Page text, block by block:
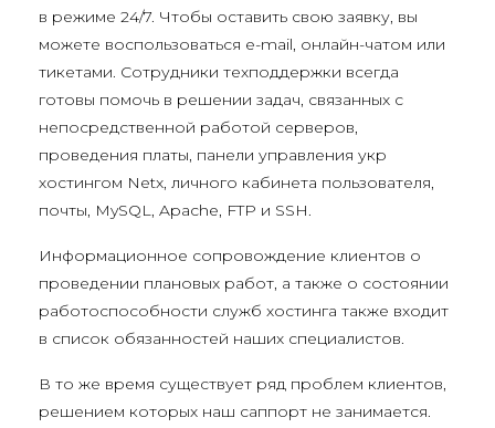
в режиме 24/7. Чтобы оставить свою заявку, вы
можете воспользоваться e-mail, онлайн-чатом или
тикетами. Сотрудники техподдержки всегда
готовы помочь в решении задач, связанных с
непосредственной работой серверов,
проведения платы, панели управления укр
хостингом Netx, личного кабинета пользователя,
почты, MySQL, Apache, FTP и SSH.
Информационное сопровождение клиентов о
проведении плановых работ, а также о состоянии
работоспособности служб хостинга также входит
в список обязанностей наших специалистов.
В то же время существует ряд проблем клиентов,
решением которых наш саппорт не занимается.